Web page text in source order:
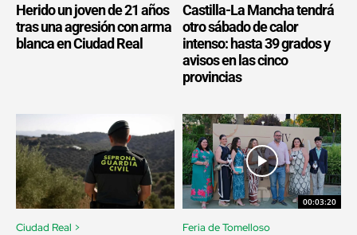
Herido un joven de 21 años
tras una agresión con arma
blanca en Ciudad Real
Castilla-La Mancha tendrá
otro sábado de calor
intenso: hasta 39 grados y
avisos en las cinco
provincias
Ciudad Real >
00:03:20
Feria de Tomelloso